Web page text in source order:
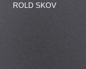
ROLD SKOV